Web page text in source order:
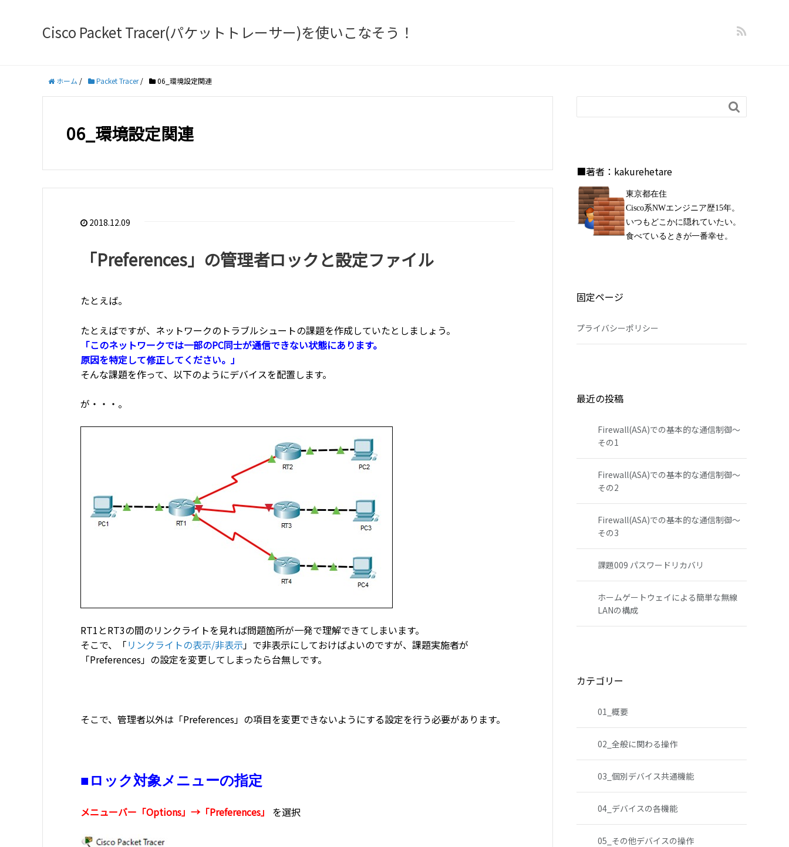
Cisco Packet Tracer(パケットトレーサー)を使いこなそう！
ホーム / Packet Tracer/ 06_環境設定関連
06_環境設定関連
2018.12.09
「Preferences」の管理者ロックと設定ファイル
たとえば。
たとえばですが、ネットワークのトラブルシュートの課題を作成していたとしましょう。
「このネットワークでは一部のPC同士が通信できない状態にあります。
原因を特定して修正してください。」
そんな課題を作って、以下のようにデバイスを配置します。
が・・・。
RT1とRT3の間のリンクライトを見れば問題箇所が一発で理解できてしまいます。
そこで、「リンクライトの表示/非表示」で非表示にしておけばよいのですが、課題実施者が
「Preferences」の設定を変更してしまったら台無しです。
そこで、管理者以外は「Preferences」の項目を変更できないようにする設定を行う必要があります。
■ロック対象メニューの指定
メニューバー「Options」→「Preferences」 を選択

■著者：kakurehetare
東京都在住
Cisco系NWエンジニア歴15年。
いつもどこかに隠れていたい。
食べているときが一番幸せ。
固定ページ
プライバシーポリシー
最近の投稿
Firewall(ASA)での基本的な通信制御～
その1
Firewall(ASA)での基本的な通信制御～
その2
Firewall(ASA)での基本的な通信制御～
その3
課題009 パスワードリカバリ
ホームゲートウェイによる簡単な無線
LANの構成
カテゴリー
01_概要
02_全般に関わる操作
03_個別デバイス共通機能
04_デバイスの各機能
05_その他デバイスの操作